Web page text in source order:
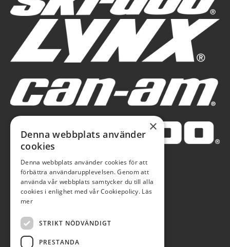
×
Denna webbplats använder
cookies
Denna webbplats använder cookies för att
förbättra användarupplevelsen. Genom att
använda vår webbplats samtycker du till alla
cookies i enlighet med vår Cookiepolicy. Läs
mer
STRIKT NÖDVÄNDIGT
PRESTANDA